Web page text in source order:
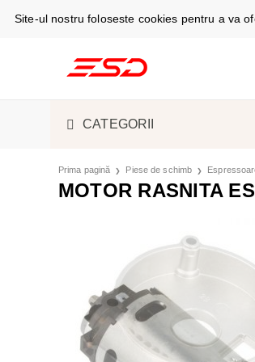
CATEGORII
TELEFOANE ȘI TABLETE
ACCESORII ELECTRONICE
ȘI ELECTROCASNICE
PIESE DE SCHIMB
LICHIDARE STOC
SUVENIRURI
Prima pagină Piese de schimb
MOTOR RASNITA
Site-ul nostru foloseste cookies pentru a va